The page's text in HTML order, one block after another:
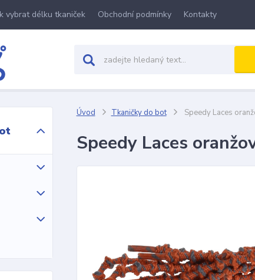
vybrat délku tkaniček Obchodní podmínky Kontakty
Úvod Tkaničky do bot Speedy Laces
Speedy Laces